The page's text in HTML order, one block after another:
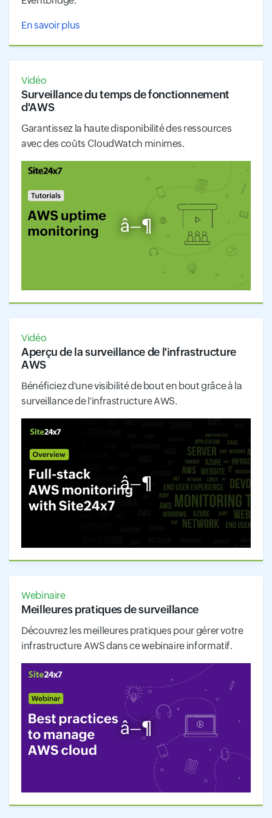
En savoir plus
Vidéo
Surveillance du temps de fonctionnement
d'AWS
Garantissez la haute disponibilité des ressources
avec des coûts CloudWatch minimes.
â–¶
Vidéo
Aperçu de la surveillance de l'infrastructure
AWS
Bénéficiez d'une visibilité de bout en bout grâce à la
surveillance de l'infrastructure AWS.
â–¶
Webinaire
Meilleures pratiques de surveillance
Découvrez les meilleures pratiques pour gérer votre
infrastructure AWS dans ce webinaire informatif.
â–¶